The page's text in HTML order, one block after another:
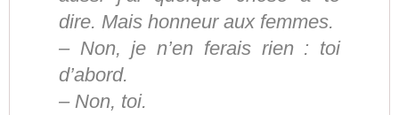
dire. Mais honneur aux femmes.
– Non, je n’en ferais rien : toi
d’abord.
– Non, toi.